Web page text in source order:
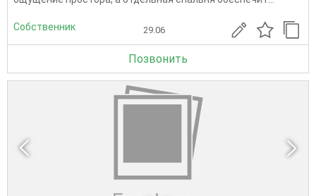
Собственник 29.06
Позвонить